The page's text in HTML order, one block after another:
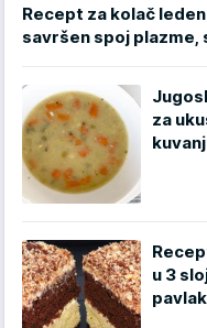
Recept za kolač
savršen spoj plazme,
za
u 3